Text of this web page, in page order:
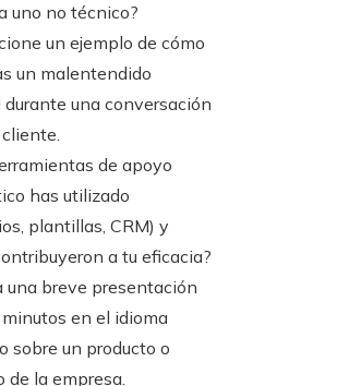
uno no técnico?
un ejemplo de cómo
un malentendido
durante una conversación
de apoyo
has utilizado
plantillas, CRM) y
a tu eficacia?
una breve presentación
en el idioma
sobre un producto o
de la empresa.